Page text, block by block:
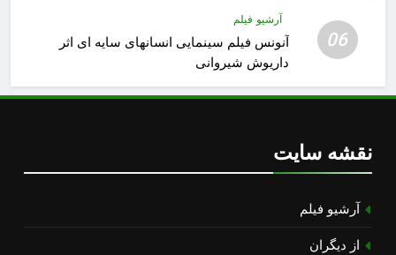
06
آرشیو فیلم
آنونس فیلم سینمایی انسانهای سایه ای اثر
داریوش شیروانی
نقشه سایت
آرشیو فیلم
از دیگران